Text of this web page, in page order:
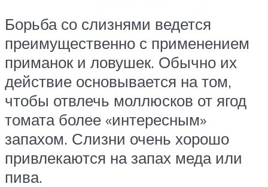
Борьба со слизнями ведется
преимущественно с применением
приманок и ловушек. Обычно их
действие основывается на том,
чтобы отвлечь моллюсков от ягод
томата более «интересным»
запахом. Слизни очень хорошо
привлекаются на запах меда или
пива.